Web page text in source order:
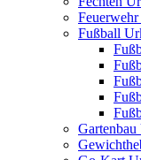
Fußball